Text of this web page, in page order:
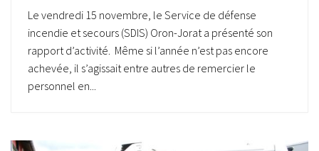
Le vendredi 15 novembre, le Service de défense
incendie et secours (SDIS) Oron-Jorat a présenté son
rapport d’activité. Même si l’année n’est pas encore
achevée, il s’agissait entre autres de remercier le
personnel en...